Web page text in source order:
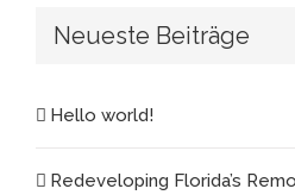
Neueste Beiträge
Hello world!
Redeveloping Florida’s